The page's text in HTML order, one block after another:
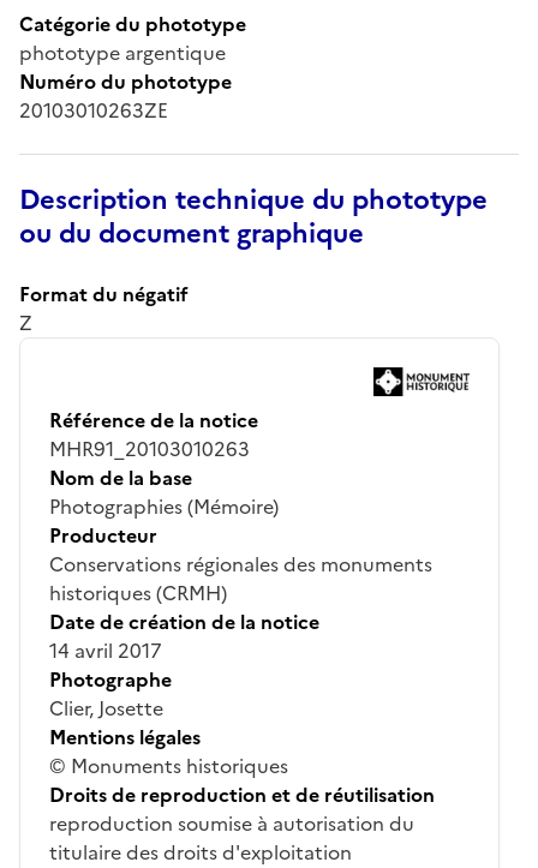
Catégorie du phototype
phototype argentique
Numéro du phototype
20103010263ZE
Description technique du phototype
ou du document graphique
Format du négatif
Z
Référence de la notice
MHR91_20103010263
Nom de la base
Photographies (Mémoire)
Producteur
Conservations régionales des monuments
historiques (CRMH)
Date de création de la notice
14 avril 2017
Photographe
Clier, Josette
Mentions légales
© Monuments historiques
Droits de reproduction et de réutilisation
reproduction soumise à autorisation du
titulaire des droits d'exploitation